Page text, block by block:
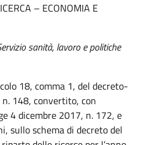
– ECONOMIA E
sanità, lavoro e politiche
18, comma 1, del decreto-
148, convertito, con
4 dicembre 2017, n. 172, e
sullo schema di decreto del